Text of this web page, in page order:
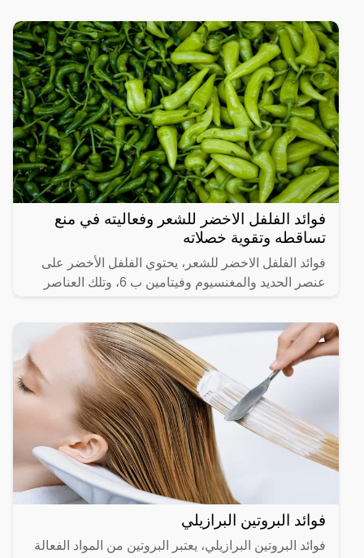
فوائد الفلفل الاخضر للشعر وفعاليته في منع
تساقطه وتقوية خصلاته
فوائد الفلفل الاخضر للشعر، يحتوي الفلفل الأخضر على
عنصر الحديد والمغنسيوم وفيتامين ب 6، وتلك العناصر
يعالج
فوائد البروتين البرازيلي
فوائد البروتين البرازيلي، يعتبر البروتين من المواد الفعالة